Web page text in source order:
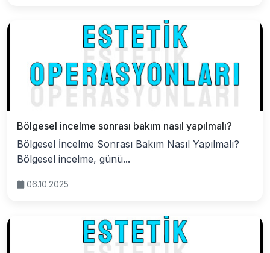
Bölgesel incelme sonrası bakım nasıl yapılmalı?
Bölgesel İncelme Sonrası Bakım Nasıl Yapılmalı?
Bölgesel incelme, günü...
06.10.2025